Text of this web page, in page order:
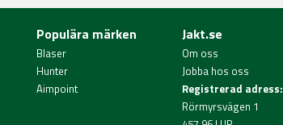
Populära märken
Blaser
Hunter
Aimpoint
Jakt.se
Om oss
Jobba hos oss
Registrerad adress:
Rörmyrsvägen 1